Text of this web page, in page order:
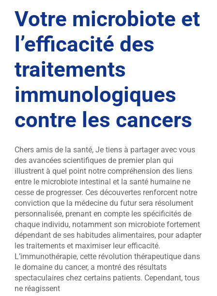
Votre microbiote et
l’efficacité des
traitements
immunologiques
contre les cancers
Chers amis de la santé, Je tiens à partager avec vous
des avancées scientifiques de premier plan qui
illustrent à quel point notre compréhension des liens
entre le microbiote intestinal et la santé humaine ne
cesse de progresser. Ces découvertes renforcent notre
conviction que la médecine du futur sera résolument
personnalisée, prenant en compte les spécificités de
chaque individu, notamment son microbiote fortement
dépendant de ses habitudes alimentaires, pour adapter
les traitements et maximiser leur efficacité.
L’immunothérapie, cette révolution thérapeutique dans
le domaine du cancer, a montré des résultats
spectaculaires chez certains patients. Cependant, tous
ne réagissent